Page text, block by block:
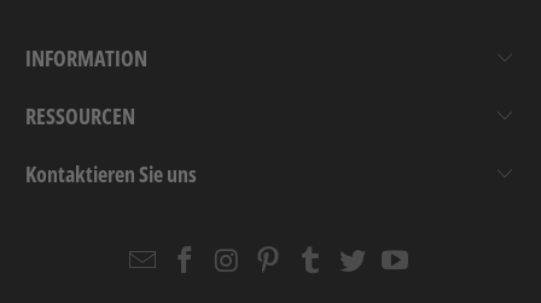
INFORMATION
RESSOURCEN
Kontaktieren Sie uns
EmailStrapcode
Strapcode
Strapcode
Strapcode
Strapcode